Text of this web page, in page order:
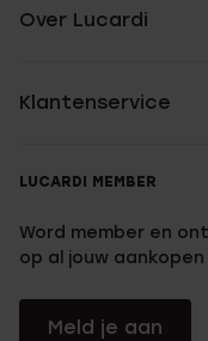
Over Lucardi
Klantenservice
LUCARDI MEMBER
Word member en
op al jouw aankopen
Meld je aan